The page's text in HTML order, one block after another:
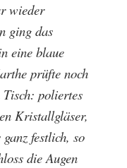
wieder
ging das
eine blaue
prüfte noch
Tisch: poliertes
Kristallgläser,
festlich, so
die Augen